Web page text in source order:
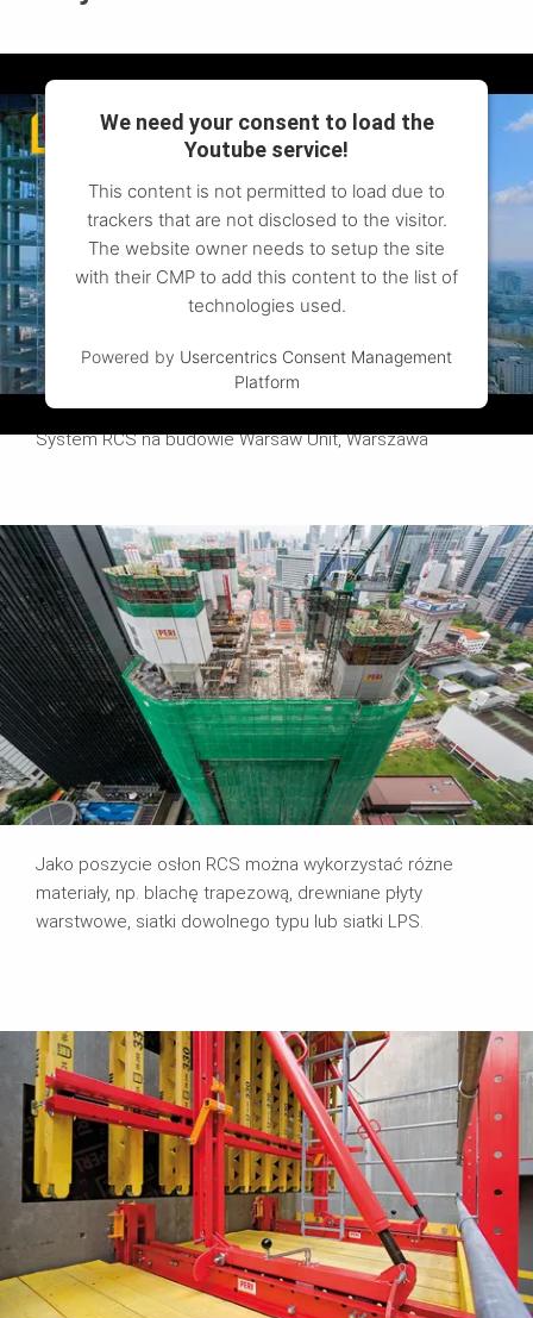
We need your consent to load the
Youtube service!
This content is not permitted to load due to
trackers that are not disclosed to the visitor.
The website owner needs to setup the site
with their CMP to add this content to the list of
technologies used.
Powered by Usercentrics Consent Management
Platform
Obejrzyj film
System RCS na budowie Warsaw Unit, Warszawa
Jako poszycie osłon RCS można wykorzystać różne
materiały, np. blachę trapezową, drewniane płyty
warstwowe, siatki dowolnego typu lub siatki LPS.